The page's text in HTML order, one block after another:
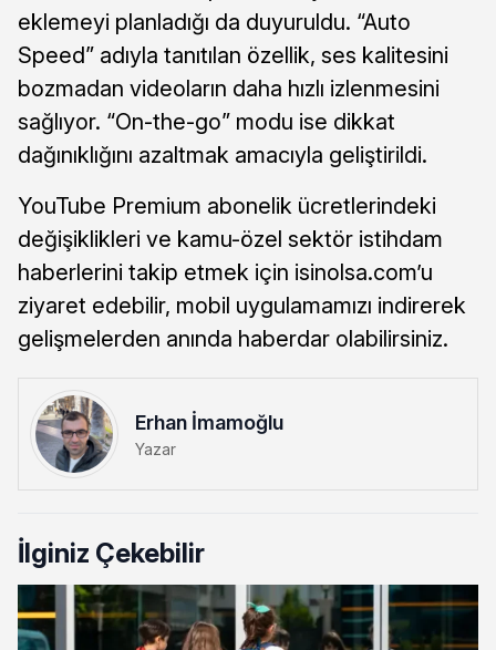
eklemeyi planladığı da duyuruldu. “Auto
Speed” adıyla tanıtılan özellik, ses kalitesini
bozmadan videoların daha hızlı izlenmesini
sağlıyor. “On-the-go” modu ise dikkat
dağınıklığını azaltmak amacıyla geliştirildi.
YouTube Premium abonelik ücretlerindeki
değişiklikleri ve kamu-özel sektör istihdam
haberlerini takip etmek için isinolsa.com’u
ziyaret edebilir, mobil uygulamamızı indirerek
gelişmelerden anında haberdar olabilirsiniz.
Erhan İmamoğlu
Yazar
İlginiz Çekebilir